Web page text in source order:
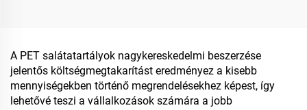
A PET salátatartályok nagykereskedelmi beszerzése
jelentős költségmegtakarítást eredményez a kisebb
mennyiségekben történő megrendelésekhez képest, így
lehetővé teszi a vállalkozások számára a jobb